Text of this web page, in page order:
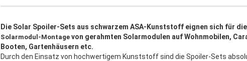
Die Solar Spoiler-Sets aus schwarzem ASA-Kunststoff eignen sich für die
Solarmodul-Montage von gerahmten Solarmodulen auf Wohnmobilen,
Booten, Gartenhäusern etc.
Durch den Einsatz von hochwertigem Kunststoff sind die Spoiler-Sets